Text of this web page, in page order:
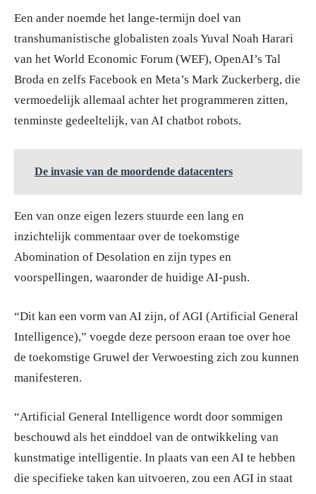
Een ander noemde het lange-termijn doel van
transhumanistische globalisten zoals Yuval Noah Harari
van het World Economic Forum (WEF), OpenAI’s Tal
Broda en zelfs Facebook en Meta’s Mark Zuckerberg, die
vermoedelijk allemaal achter het programmeren zitten,
tenminste gedeeltelijk, van AI chatbot robots.
De invasie van de moordende datacenters
Een van onze eigen lezers stuurde een lang en
inzichtelijk commentaar over de toekomstige
Abomination of Desolation en zijn types en
voorspellingen, waaronder de huidige AI-push.
“Dit kan een vorm van AI zijn, of AGI (Artificial General
Intelligence),” voegde deze persoon eraan toe over hoe
de toekomstige Gruwel der Verwoesting zich zou kunnen
manifesteren.
“Artificial General Intelligence wordt door sommigen
beschouwd als het einddoel van de ontwikkeling van
kunstmatige intelligentie. In plaats van een AI te hebben
die specifieke taken kan uitvoeren, zou een AGI in staat